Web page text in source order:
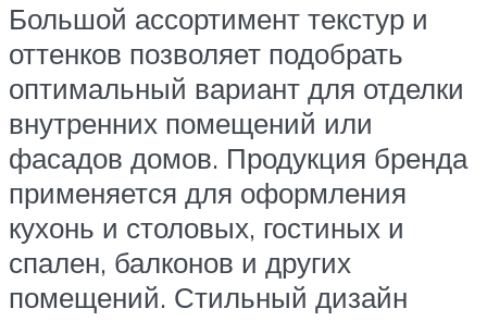
Большой ассортимент текстур и
оттенков позволяет подобрать
оптимальный вариант для отделки
внутренних помещений или
фасадов домов. Продукция бренда
применяется для оформления
кухонь и столовых, гостиных и
спален, балконов и других
помещений. Стильный дизайн